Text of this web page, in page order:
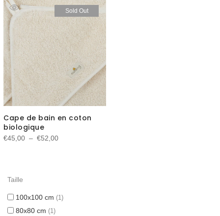
Sold Out
Cape de bain en coton
biologique
€45,00 – €52,00Plage
€52,00
Taille
100x100 cm 1
80x80 cm 1